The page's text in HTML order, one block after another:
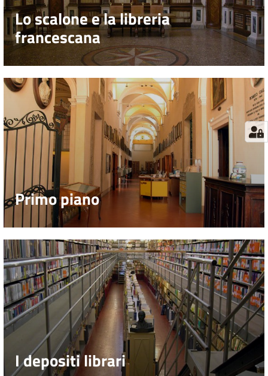
Lo scalone e la libreria
francescana
Primo piano
I depositi librari